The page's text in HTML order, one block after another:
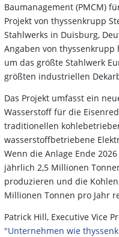
Baumanagement (PMCM)
Projekt von thyssenkrupp
Stahlwerks in Duisburg,
Angaben von
um das größte Stahlwerk
größten industriellen
Das Projekt umfasst ein
Wasserstoff für die
traditionellen
wasserstoffbetriebene
Wenn die Anlage Ende
jährlich 2,5 Millionen
produzieren und die
Millionen Tonnen pro Jahr
Patrick Hill, Executive Vice
"Unternehmen wie